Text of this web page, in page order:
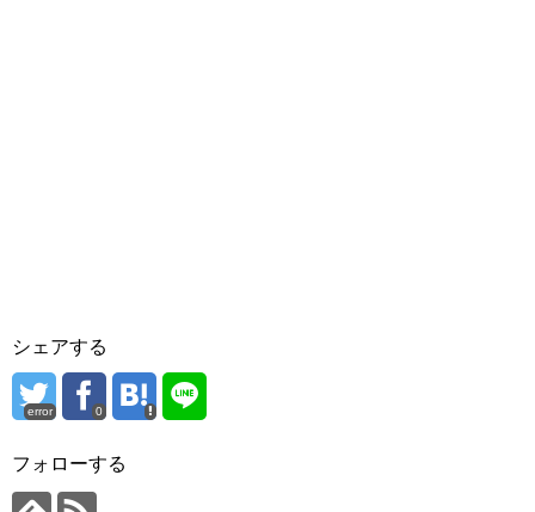
シェアする
error 0
フォローする